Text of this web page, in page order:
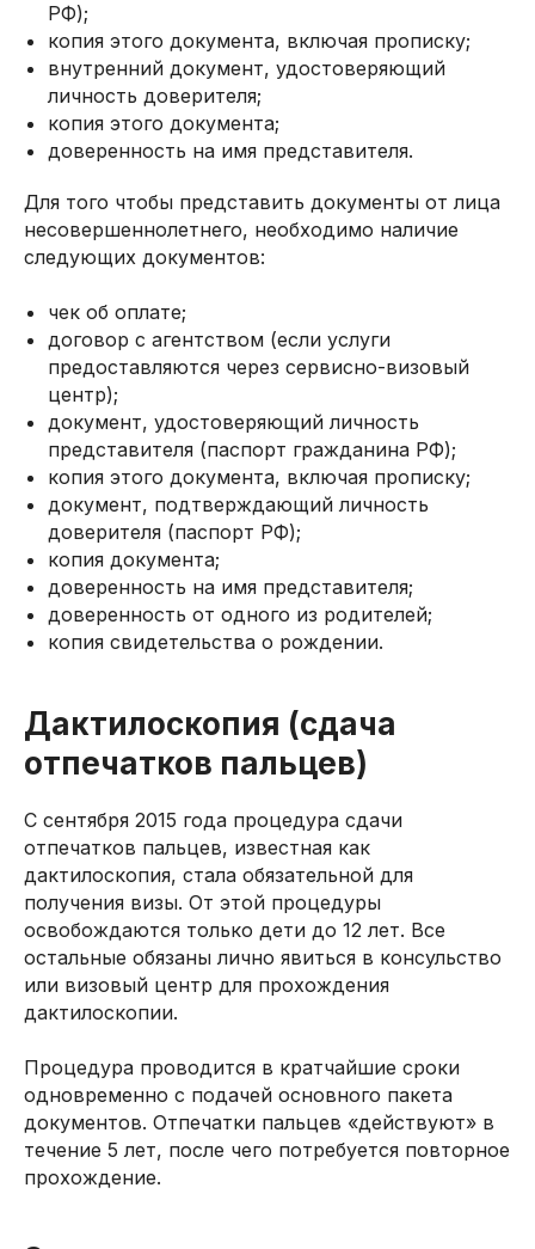
РФ);
копия этого документа, включая прописку;
внутренний документ, удостоверяющий
личность доверителя;
копия этого документа;
доверенность на имя представителя.
Для того чтобы представить документы от лица
несовершеннолетнего, необходимо наличие
следующих документов:
чек об оплате;
договор с агентством (если услуги
предоставляются через сервисно-визовый
центр);
документ, удостоверяющий личность
представителя (паспорт гражданина РФ);
копия этого документа, включая прописку;
документ, подтверждающий личность
доверителя (паспорт РФ);
копия документа;
доверенность на имя представителя;
доверенность от одного из родителей;
копия свидетельства о рождении.
Дактилоскопия (сдача
отпечатков пальцев)
С сентября 2015 года процедура сдачи
отпечатков пальцев, известная как
дактилоскопия, стала обязательной для
получения визы. От этой процедуры
освобождаются только дети до 12 лет. Все
остальные обязаны лично явиться в консульство
или визовый центр для прохождения
дактилоскопии.
Процедура проводится в кратчайшие сроки
одновременно с подачей основного пакета
документов. Отпечатки пальцев «действуют» в
течение 5 лет, после чего потребуется повторное
прохождение.